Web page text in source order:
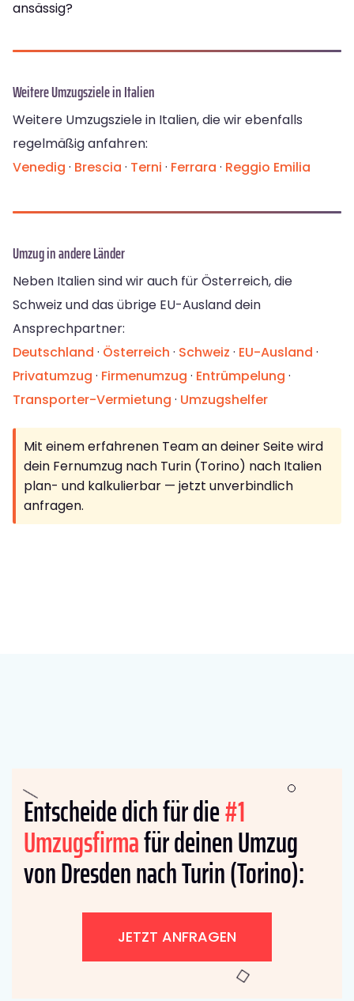
ansässig?
Weitere Umzugsziele in Italien
Weitere Umzugsziele in Italien, die wir ebenfalls
regelmäßig anfahren:
Venedig · Brescia · Terni · Ferrara · Reggio Emilia
Umzug in andere Länder
Neben Italien sind wir auch für Österreich, die
Schweiz und das übrige EU-Ausland dein
Ansprechpartner:
Deutschland · Österreich · Schweiz · EU-Ausland ·
Privatumzug · Firmenumzug · Entrümpelung ·
Transporter-Vermietung · Umzugshelfer
Mit einem erfahrenen Team an deiner Seite wird
dein Fernumzug nach Turin (Torino) nach Italien
plan- und kalkulierbar — jetzt unverbindlich
anfragen.
Entscheide dich für die#1
Umzugsfirmafür deinen Umzug
von Dresden nach Turin (Torino):
JETZT ANFRAGEN